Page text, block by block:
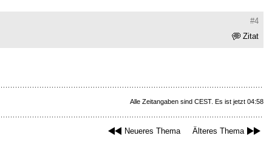
#4
Zitat
Alle Zeitangaben sind CEST. Es ist jetzt 04:58
Neueres Thema Älteres Thema